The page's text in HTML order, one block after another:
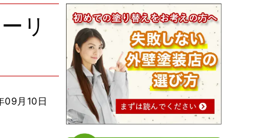
リ
09月10日